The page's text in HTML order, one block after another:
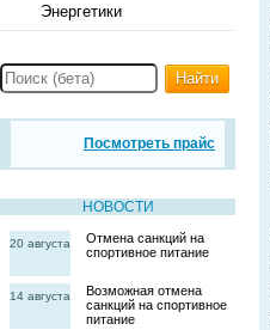
Энергетики
Найти
Посмотреть прайс
НОВОСТИ
20 августа
Отмена санкций на
спортивное питание
14 августа
Возможная отмена
санкций на спортивное
питание